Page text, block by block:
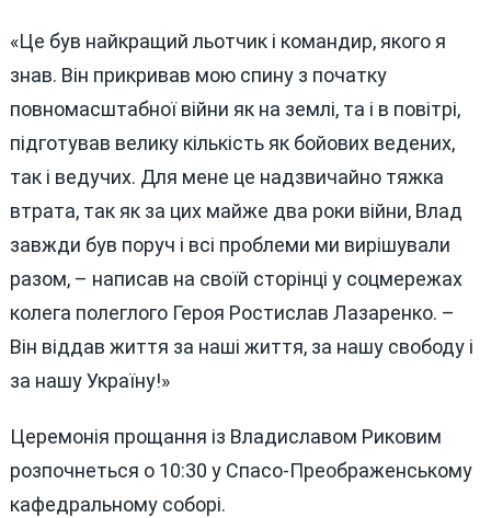
«Це був найкращий льотчик і командир, якого я
знав. Він прикривав мою спину з початку
повномасштабної війни як на землі, та і в повітрі,
підготував велику кількість як бойових ведених,
так і ведучих. Для мене це надзвичайно тяжка
втрата, так як за цих майже два роки війни, Влад
завжди був поруч і всі проблеми ми вирішували
разом, – написав на своїй сторінці у соцмережах
колега полеглого Героя Ростислав Лазаренко. –
Він віддав життя за наші життя, за нашу свободу і
за нашу Україну!»
Церемонія прощання із Владиславом Риковим
розпочнеться о 10:30 у Спасо-Преображенському
кафедральному соборі.